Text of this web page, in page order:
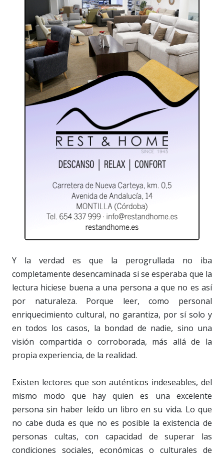
Y la verdad es que la perogrullada no iba
completamente desencaminada si se esperaba que la
lectura hiciese buena a una persona a que no es así
por naturaleza. Porque leer, como personal
enriquecimiento cultural, no garantiza, por sí solo y
en todos los casos, la bondad de nadie, sino una
visión compartida o corroborada, más allá de la
propia experiencia, de la realidad.
Existen lectores que son auténticos indeseables, del
mismo modo que hay quien es una excelente
persona sin haber leído un libro en su vida. Lo que
no cabe duda es que no es posible la existencia de
personas cultas, con capacidad de superar las
condiciones sociales, económicas o culturales de